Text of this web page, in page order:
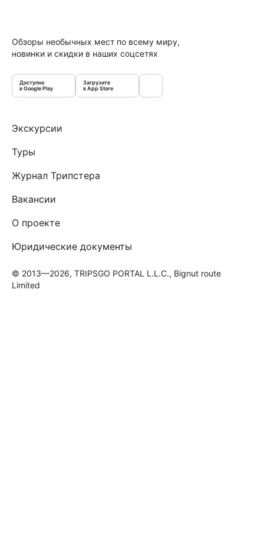
Обзоры необычных мест по всему миру,
новинки и скидки в наших соцсетях
Доступно
в Google Play
Загрузите
в App Store
Экскурсии
Туры
Журнал Трипстера
Вакансии
О проекте
Юридические документы
© 2013—2026, TRIPSGO PORTAL L.L.C., Bignut route
Limited